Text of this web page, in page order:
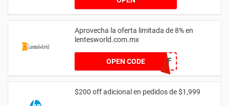
Aprovecha la oferta limitada de 8% en
lentesworld.com.mx
OPEN CODEBRAVO8OFF
$200 off adicional en pedidos de $1,999